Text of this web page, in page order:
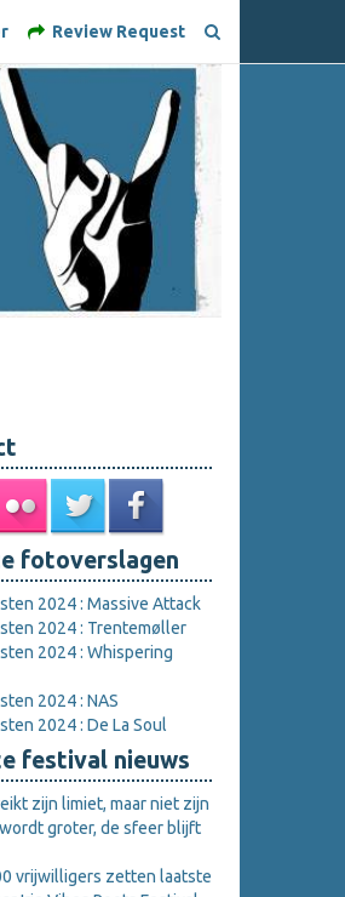
Review Request
fotoverslagen
2024 : Massive Attack
2024 : Trentemøller
2024 : Whispering
2024 : NAS
2024 : De La Soul
festival nieuws
zijn limiet, maar niet zijn
groter, de sfeer blijft
vrijwilligers zetten laatste